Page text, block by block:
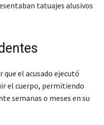
tatuajes alusivos
el acusado ejecutó
el cuerpo, permitiendo
semanas o meses en su